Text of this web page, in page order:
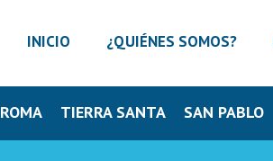
INICIO ¿QUIÉNES SOMOS?
ROMA TIERRA SANTA SAN PABLO